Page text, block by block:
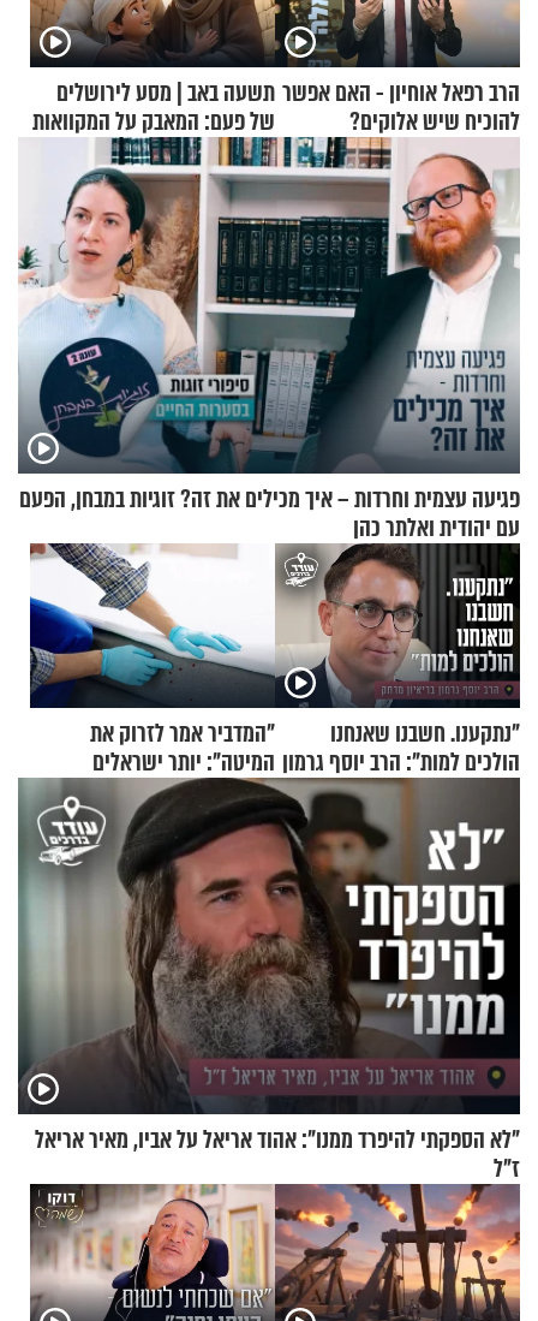
הרב רפאל אוחיון - האם אפשר
להוכיח שיש אלוקים?
תשעה באב | מסע לירושלים
של פעם: המאבק על המקוואות
פגיעה עצמית וחרדות – איך מכילים את זה? זוגיות במבחן, הפעם
עם יהודית ואלתר כהן
"נתקענו. חשבנו שאנחנו
הולכים למות": הרב יוסף גרמון
"המדביר אמר לזרוק את
המיטה": יותר ישראלים
מדווחים על מכת פשפשי
המיטה
"לא הספקתי להיפרד ממנו": אהוד אריאל על אביו, מאיר אריאל
ז"ל